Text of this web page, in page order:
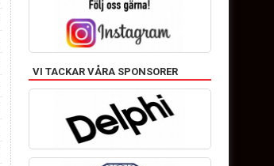
VI TACKAR VÅRA SPONSORER